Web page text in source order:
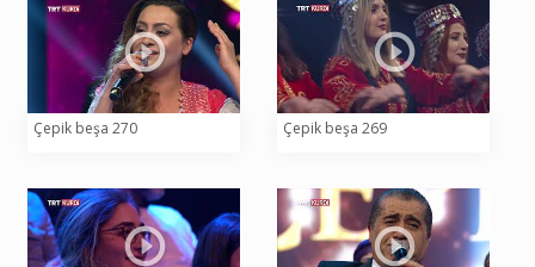
Çepik beşa 270 Çepik beşa 269